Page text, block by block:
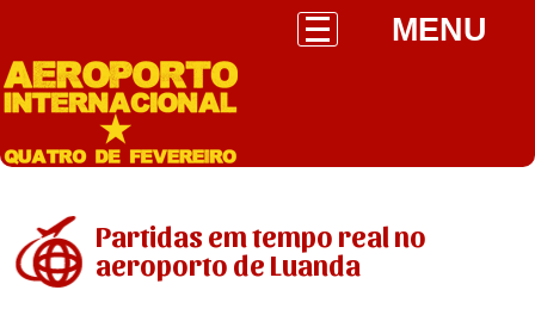
MENU
Partidas em tempo real no
aeroporto de Luanda